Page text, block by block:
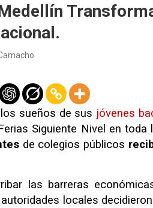
sueños de sus jóvenes
Siguiente Nivel en toda
de colegios públicos
las barreras
locales